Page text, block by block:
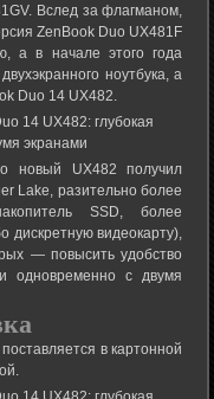
Вслед за флагманом,
ZenBook Duo UX481F
а в начале этого года
ноутбука, а
Duo 14 UX482.
новый UX482 получил
Lake, разительно более
SSD, более
дискретную видеокарту),
— повысить удобство
одновременно с двумя
в картонной